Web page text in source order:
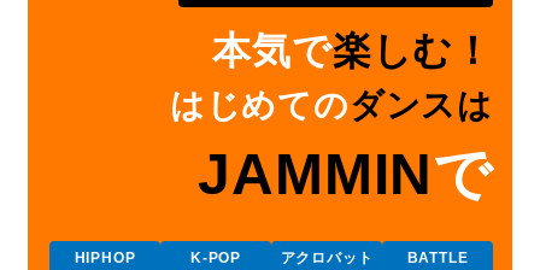
本気で楽しむ！
はじめてのダンスは
JAMMINで
HIPHOP K-POP アクロバット BATTLE